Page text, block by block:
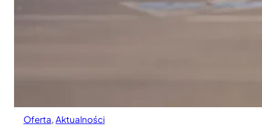
Oferta, Aktualności